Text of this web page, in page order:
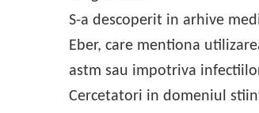
S-a descoperit in arhive
Eber, care mentiona
astm sau impotriva
Cercetatori in domeniul